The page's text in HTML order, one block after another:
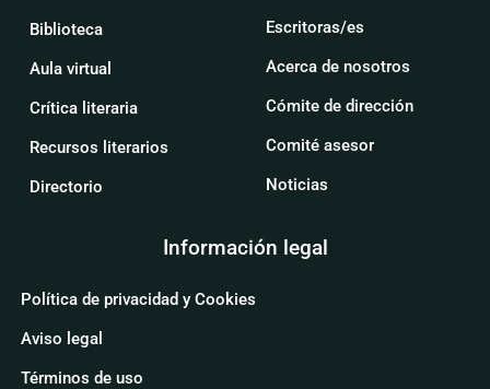
Biblioteca
Aula virtual
Crítica literaria
Recursos literarios
Directorio
Escritoras/es
Acerca de nosotros
Cómite de dirección
Comité asesor
Noticias
Información legal
Política de privacidad y Cookies
Aviso legal
Términos de uso